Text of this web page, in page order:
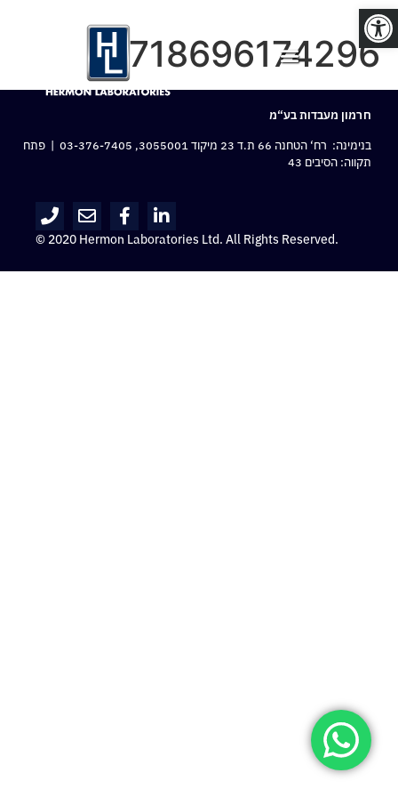
פתח סרגל נגישות
8718696174296
חרמון מעבדות בע“מ
בנימינה: רח‘ הטחנה 66 ת.ד 23 מיקוד 3055001,
03-376-7405 | פתח
תקווה: הסיבים 43
© 2020 Hermon Laboratories Ltd. All Rights Reserved.